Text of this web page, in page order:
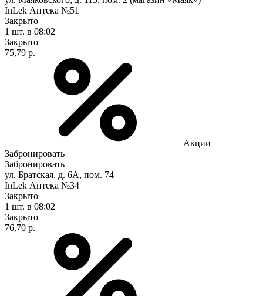
InLek Аптека №51
Закрыто
1 шт. в 08:02
Закрыто
75,79 р.
Акции
Забронировать
Забронировать
ул. Братская, д. 6А, пом. 74
InLek Аптека №34
Закрыто
1 шт. в 08:02
Закрыто
76,70 р.